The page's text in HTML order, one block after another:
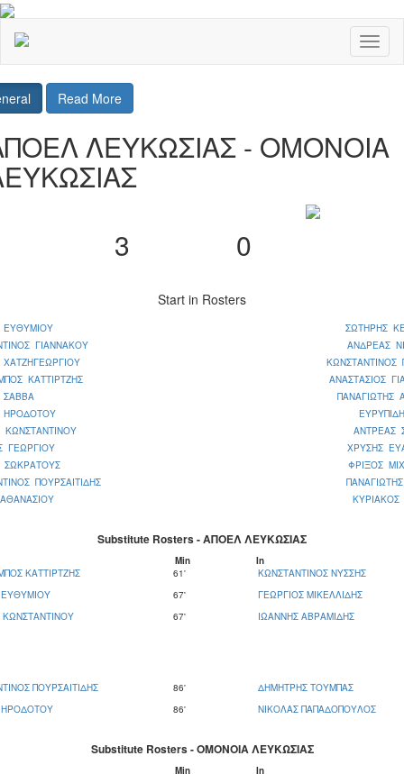
Read More
ΛΕΥΚΩΣΙΑΣ - ΟΜΟΝΟΙΑ
3
0
Start in Rosters
ΕΥΘΥΜΙΟΥ
ΓΙΑΝΝΑΚΟΥ
ΚΑΤΤΙΡΤΖΗΣ
ΣΑΒΒΑ
ΗΡΟΔΟΤΟΥ
ΚΩΝΣΤΑΝΤΙΝΟΥ
ΓΕΩΡΓΙΟΥ
ΣΩΚΡΑΤΟΥΣ
ΠΟΥΡΣΑΙΤΙΔΗΣ
ΣΩΤΗΡΗΣ
ΑΝΔΡΕΑΣ
ΚΩΝΣΤΑΝΤΙΝΟΣ
ΑΝΑΣΤΑΣΙΟΣ
ΠΑΝΑΓΙΩΤΗΣ
ΑΝΤΡΕΑΣ
ΧΡΥΣΗΣ
ΦΡΙΞΟΣ
ΚΥΡΙΑΚΟΣ
Substitute Rosters - ΑΠΟΕΛ ΛΕΥΚΩΣΙΑΣ
Μin
In
ΚΑΤΤΙΡΤΖΗΣ
61'
ΚΩΝΣΤΑΝΤΙΝΟΣ ΝΥΣΣΗΣ
ΕΥΘΥΜΙΟΥ
67'
ΓΕΩΡΓΙΟΣ ΜΙΚΕΛΛΙΔΗΣ
ΚΩΝΣΤΑΝΤΙΝΟΥ
67' ΙΩΑΝΝΗΣ ΑΒΡΑΜΙΔΗΣ
ΠΟΥΡΣΑΙΤΙΔΗΣ 86'
ΔΗΜΗΤΡΗΣ ΤΟΥΜΠΑΣ
ΗΡΟΔΟΤΟΥ
86' ΝΙΚΟΛΑΣ ΠΑΠΑΔΟΠΟΥΛΟΣ
Substitute Rosters - ΟΜΟΝΟΙΑ ΛΕΥΚΩΣΙΑΣ
Μin In